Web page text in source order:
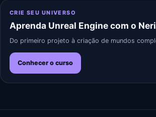
CRIE SEU UNIVERSO
Aprenda Unreal Engine com o
Do primeiro projeto à criação de mundos
Conhecer o curso